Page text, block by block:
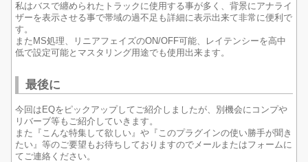
私はバスで纏められたトラックに使用する事が多く、背景にアナライ
ザーを表示させる事で帯域の過不足も詳細に表示出来て非常に便利で
す。
またMS処理、リニアフェイズのON/OFF可能、レイテンシーを高中
低で設定可能とマスタリング用途でも使用出来ます。
最後に
今回はEQをピックアップしてご紹介しましたが、別機会にコンプや
リバーブ等もご紹介していきます。
また『こんな特集して欲しい』や『このプラグインの使い勝手が聞き
たい』等のご要望もお待ちしておりますのでメールまたはフォームに
てご連絡ください。